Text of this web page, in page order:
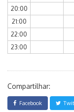
20:00
21:00
22:00
23:00
Compartilhar:
Facebook